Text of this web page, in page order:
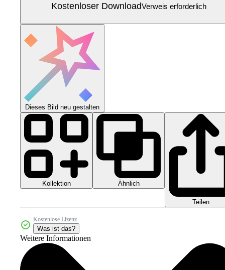
Kostenloser DownloadVerweis erforderlich
Dieses Bild neu gestalten
Kollektion Ähnlich
Teilen
Kostenlose Lizenz
Was ist das?
Weitere Informationen